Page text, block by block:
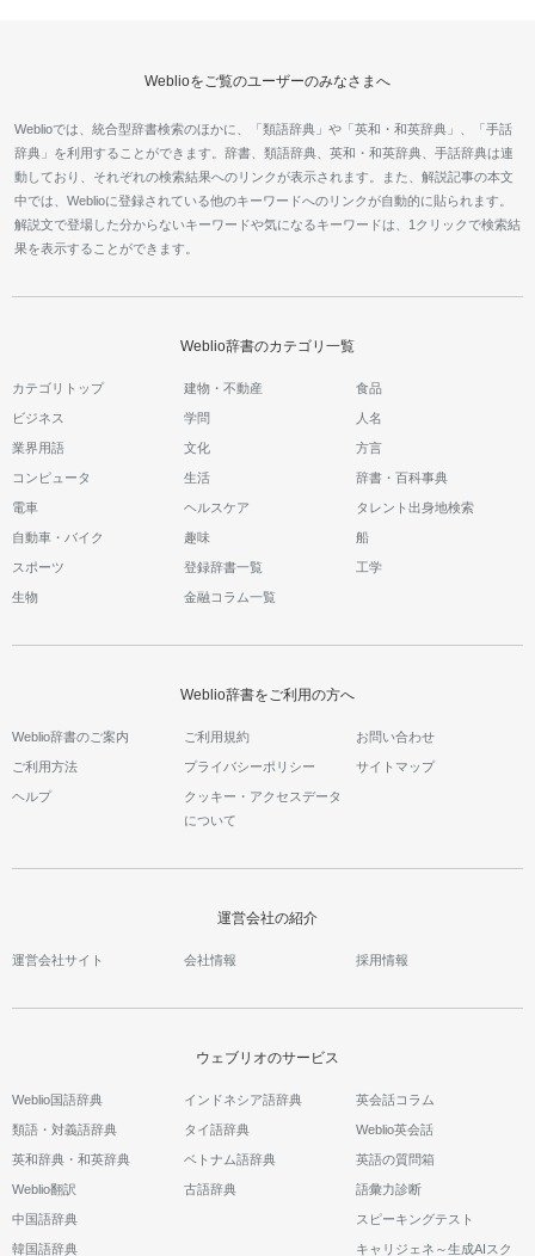
Weblioをご覧のユーザーのみなさまへ
Weblioでは、統合型辞書検索のほかに、「類語辞典」や「英和・和英辞典」、「手話
辞典」を利用することができます。辞書、類語辞典、英和・和英辞典、手話辞典は連
動しており、それぞれの検索結果へのリンクが表示されます。また、解説記事の本文
中では、Weblioに登録されている他のキーワードへのリンクが自動的に貼られます。
解説文で登場した分からないキーワードや気になるキーワードは、1クリックで検索結
果を表示することができます。
Weblio辞書のカテゴリ一覧
カテゴリトップ 建物・不動産 食品
ビジネス 学問 人名
業界用語 文化 方言
コンピュータ 生活 辞書・百科事典
電車 ヘルスケア タレント出身地検索
自動車・バイク 趣味 船
スポーツ 登録辞書一覧 工学
生物 金融コラム一覧
Weblio辞書をご利用の方へ
Weblio辞書のご案内 ご利用規約 お問い合わせ
ご利用方法 プライバシーポリシー サイトマップ
ヘルプ
クッキー・アクセスデータ
について
運営会社の紹介
運営会社サイト 会社情報 採用情報
ウェブリオのサービス
Weblio国語辞典
類語・対義語辞典
英和辞典・和英辞典
Weblio翻訳
中国語辞典
韓国語辞典
インドネシア語辞典
タイ語辞典
ベトナム語辞典
古語辞典
英会話コラム
Weblio英会話
英語の質問箱
語彙力診断
スピーキングテスト
キャリジェネ～生成AIスク